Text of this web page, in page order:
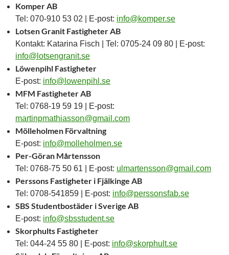
Komper AB
Tel: 070-910 53 02 | E-post: info@komper.se
Lotsen Granit Fastigheter AB
Kontakt: Katarina Fisch | Tel: 0705-24 09 80 | E-post:
info@lotsengranit.se
Löwenpihl Fastigheter
E-post: info@lowenpihl.se
MFM Fastigheter AB
Tel: 0768-19 59 19 | E-post:
martinpmathiasson@gmail.com
Mölleholmen Förvaltning
E-post: info@molleholmen.se
Per-Göran Mårtensson
Tel: 0768-75 50 61 | E-post: ulmartensson@gmail.com
Perssons Fastigheter i Fjälkinge AB
Tel: 0708-541859 | E-post: info@perssonsfab.se
SBS Studentbostäder i Sverige AB
E-post: info@sbsstudent.se
Skorphults Fastigheter
Tel: 044-24 55 80 | E-post: info@skorphult.se